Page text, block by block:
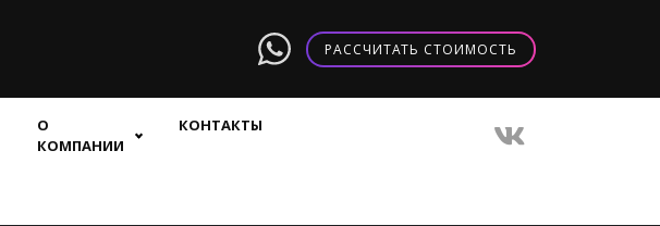
РАССЧИТАТЬ СТОИМОСТЬ
О
КОМПАНИИ
КОНТАКТЫ